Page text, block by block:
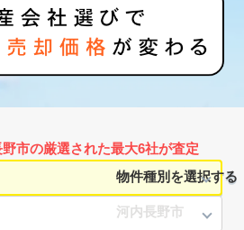
市の厳選された最大6社が査定